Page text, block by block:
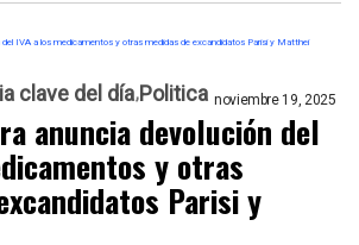
clave del día Politica noviembre 19, 2025
anuncia devolución del
y otras
Parisi y